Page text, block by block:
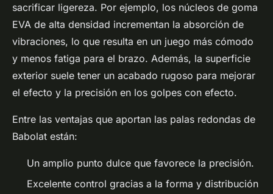
sacrificar ligereza. Por ejemplo, los núcleos de goma
EVA de alta densidad incrementan la absorción de
vibraciones, lo que resulta en un juego más cómodo
y menos fatiga para el brazo. Además, la superficie
exterior suele tener un acabado rugoso para mejorar
el efecto y la precisión en los golpes con efecto.
Entre las ventajas que aportan las palas redondas de
Babolat están:
Un amplio punto dulce que favorece la precisión.
Excelente control gracias a la forma y distribución